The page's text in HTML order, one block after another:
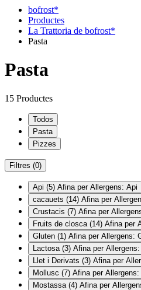
bofrost*
Productes
La Trattoria de bofrost*
Pasta
Pasta
15 Productes
Todos
Pasta
Pizzes
Filtres (0)
Api (5) Afina per Allergens: Api
cacauets (14) Afina per
Crustacis (7) Afina per
Fruits de closca (14) Afina per
Gluten (1) Afina per Allergens:
Lactosa (3) Afina per
Llet i Derivats (3) Afina per
Mollusc (7) Afina per
Mostassa (4) Afina per